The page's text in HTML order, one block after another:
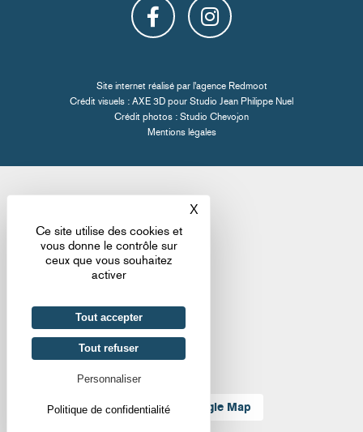
Ce site utilise des cookies et
vous donne le contrôle sur
ceux que vous souhaitez
activer
Tout accepter
Tout refuser
Personnaliser
Politique de confidentialité
X
Site internet réalisé par l'agence Redmoot
Crédit visuels : AXE 3D pour Studio Jean Philippe Nuel
Crédit photos : Studio Chevojon
Mentions légales
Localiser sur Google Map